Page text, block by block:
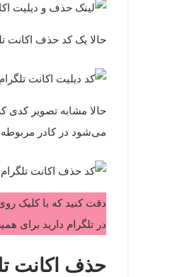
حالا یک کد حذف اکانت
حالا مشابه تصویر کدی
می‌شود در کادر مربوطه
دقت کنید که با کلیک
در تلگرام دارید برای
حذف اکانت